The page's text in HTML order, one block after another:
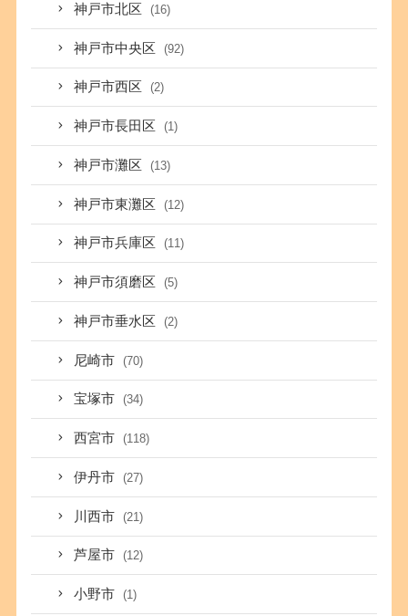
神戸市北区 (16)
神戸市中央区 (92)
神戸市西区 (2)
神戸市長田区 (1)
神戸市灘区 (13)
神戸市東灘区 (12)
神戸市兵庫区 (11)
神戸市須磨区 (5)
神戸市垂水区 (2)
尼崎市 (70)
宝塚市 (34)
西宮市 (118)
伊丹市 (27)
川西市 (21)
芦屋市 (12)
小野市 (1)